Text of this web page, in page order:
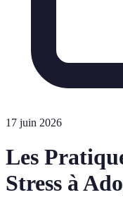
17 juin 2026
Les
Stress à